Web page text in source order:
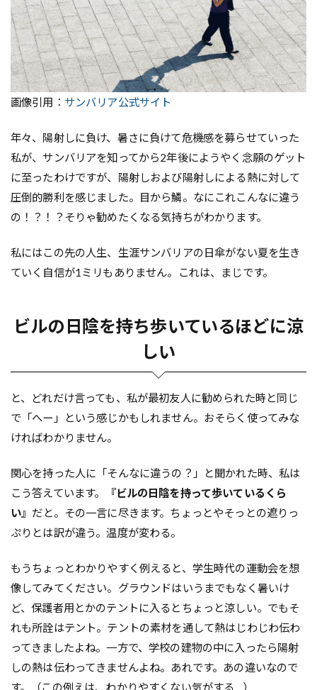
画像引用： サンバリア公式サイト
年々、陽射しに負け、暑さに負けて危機感を募らせていった
私が、サンバリアを知ってから2年後にようやく念願のゲット
に至ったわけですが、陽射しおよび陽射しによる熱に対して
圧倒的勝利を感じました。目から鱗。なにこれこんなに違う
の！？！？そりゃ勧めたくなる気持ちがわかります。
私にはこの先の人生、生涯サンバリアの日傘がない夏を生き
ていく自信が1ミリもありません。これは、まじです。
ビルの日陰を持ち歩いているほどに涼
しい
と、どれだけ言っても、私が最初友人に勧められた時と同じ
で「へー」という感じかもしれません。おそらく使ってみな
ければわかりません。
関心を持った人に「そんなに違うの？」と聞かれた時、私は
こう答えています。
『ビルの日陰を持って歩いているくら
い』 だと。その一言に尽きます。ちょっとやそっとの遮りっ
ぷりとは訳が違う。温度が変わる。
もうちょっとわかりやすく例えると、学生時代の運動会を想
像してみてください。グラウンドはいうまでもなく暑いけ
ど、保護者用とかのテントに入るとちょっと涼しい。でもそ
れも所詮はテント。テントの素材を通して熱はじわじわ伝わ
ってきましたよね。一方で、学校の建物の中に入ったら陽射
しの熱は伝わってきませんよね。あれです。あの違いなので